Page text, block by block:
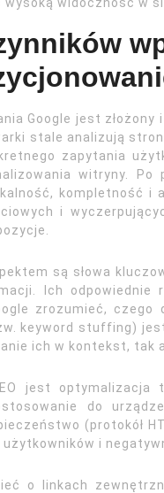
Google jest
stale analizują
zapytania
witryny.
kompletność i
i
są słowa
Ich odpowiednie
zrozumieć,
keyword stuffing)
ich w kontekst, tak
jest optymalizacja
do
(protokół
i
o linkach